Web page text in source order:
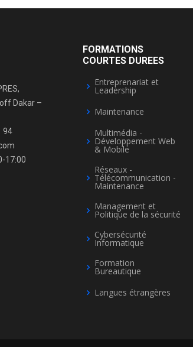
Dakar –
94
17:00
FORMATIONS
COURTES DUREES
Entreprenariat et
Leadership
Maintenance
Multimédia -
Développement Web
& Mobile
Réseaux -
Télécommunication -
Maintenance
Management et
Politique de la sécurité
Cybersécurité
Informatique
Formation
Bureautique
Langues étrangères